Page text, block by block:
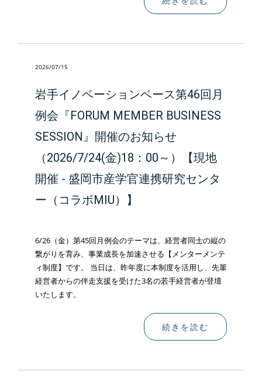
2026/07/15
岩手イノベーションベース第46回月
例会『FORUM MEMBER BUSINESS
SESSION』開催のお知らせ
（2026/7/24(金)18：00～）【現地
開催 - 盛岡市産学官連携研究センタ
ー（コラボMIU）】
6/26（金）第45回月例会のテーマは、経営者同士の縦の
繋がりを育み、事業成長を加速させる【メンターメンテ
ィ制度】です。 当日は、昨年度に本制度を活用し、先輩
経営者からの伴走支援を受けた3名の若手経営者が登壇
いたします。
続きを読む